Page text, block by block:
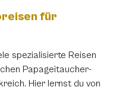
für
spezialisierte Reisen
Papageitaucher-
Hier lernst du von